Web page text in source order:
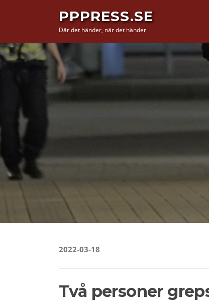
PPPRESS.SE
Där det händer, när det händer
2022-03-18
Två personer